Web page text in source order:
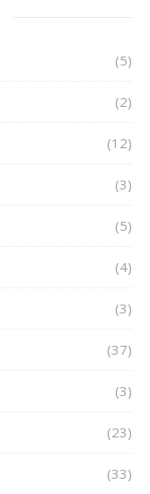
(5)
(2)
(12)
(3)
(5)
(4)
(3)
(37)
(3)
(23)
(33)